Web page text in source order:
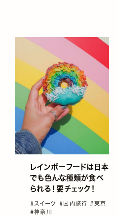
レインボーフードは日本
でも色んな種類が食べ
られる！要チェック！
#スイーツ#国内旅行#東京
#神奈川